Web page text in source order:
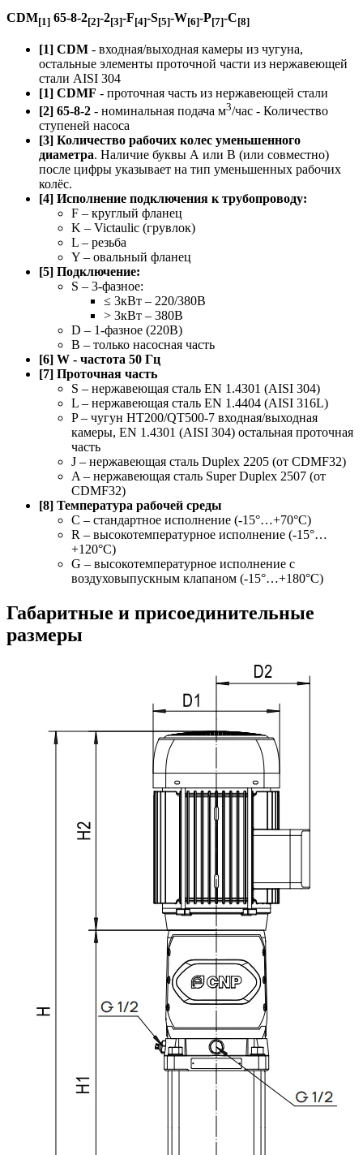
CDM[1] 65-8-2[2]-2[3]-F[4]-S[5]-W[6]-P[7]-C[8]
[1] CDM - входная/выходная камеры из чугуна,
остальные элементы проточной части из нержавеющей
стали AISI 304
[1] CDMF - проточная часть из нержавеющей стали
[2] 65-8-2 - номинальная подача м3/час - Количество
ступеней насоса
[3] Количество рабочих колес уменьшенного
диаметра. Наличие буквы А или B (или совместно)
после цифры указывает на тип уменьшенных рабочих
колёс.
[4] Исполнение подключения к трубопроводу:
F – круглый фланец
K – Victaulic (грувлок)
L – резьба
Y – овальный фланец
[5] Подключение:
S – 3-фазное:
≤ 3кВт – 220/380В
> 3кВт – 380В
D – 1-фазное (220В)
B – только насосная часть
[6] W - частота 50 Гц
[7] Проточная часть
S – нержавеющая сталь EN 1.4301 (AISI 304)
L – нержавеющая сталь EN 1.4404 (AISI 316L)
P – чугун HT200/QT500-7 входная/выходная
камеры, EN 1.4301 (AISI 304) остальная проточная
часть
J – нержавеющая сталь Duplex 2205 (от CDMF32)
A – нержавеющая сталь Super Duplex 2507 (от
CDMF32)
[8] Температура рабочей среды
C – стандартное исполнение (-15°…+70°С)
R – высокотемпературное исполнение (-15°…
+120°С)
G – высокотемпературное исполнение с
воздуховыпускным клапаном (-15°…+180°С)
Габаритные и присоединительные
размеры